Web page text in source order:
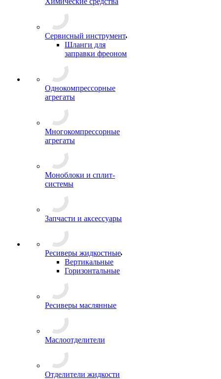
Сервисный инструмент
Шланги для
заправки фреоном
Однокомпрессорные
агрегаты
Многокомпрессорные
агрегаты
Моноблоки и сплит-
системы
Запчасти и аксессуары
Ресиверы жидкостные
Вертикальные
Горизонтальные
Ресиверы маслянные
Маслоотделители
Отделители жидкости